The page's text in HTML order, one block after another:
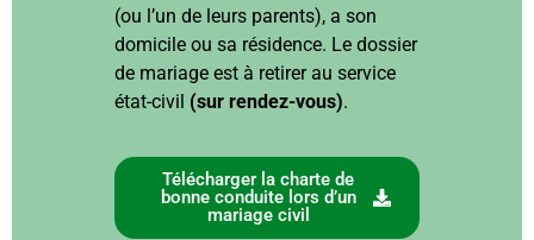
(ou l’un de leurs parents), a son
domicile ou sa résidence. Le dossier
de mariage est à retirer au service
état-civil (sur rendez-vous).
Télécharger la charte de
bonne conduite lors d’un
mariage civil